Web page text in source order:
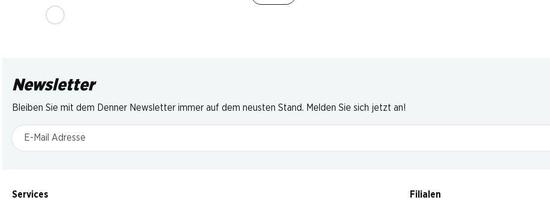
Newsletter
Bleiben Sie mit dem Denner Newsletter immer auf dem neusten Stand. Melden Sie sich jetzt an!
E-Mail Adresse
Services
Filialen